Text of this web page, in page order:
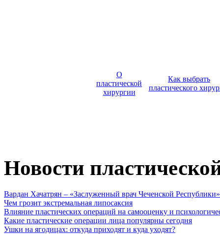
О
пластической
хирургии
Как выбрать
пластического
Новости
Вардан Хачатрян – «Заслуженный врач Чеченской Республики»
Чем грозит экстремальная липосаксия
Влияние пластических операций на самооценку и
Какие пластические операции лица популярны сегодня
Ушки на ягодицах: откуда приходят и куда уходят?